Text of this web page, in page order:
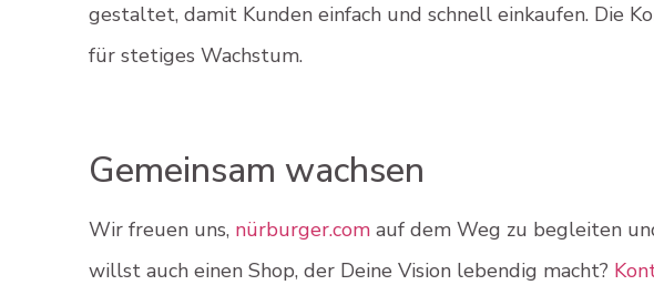
gestaltet, damit Kunden einfach und schnell einkaufen. Die
für stetiges Wachstum.
Gemeinsam wachsen
Wir freuen uns, nürburger.com auf dem Weg zu begleiten
willst auch einen Shop, der Deine Vision lebendig macht?